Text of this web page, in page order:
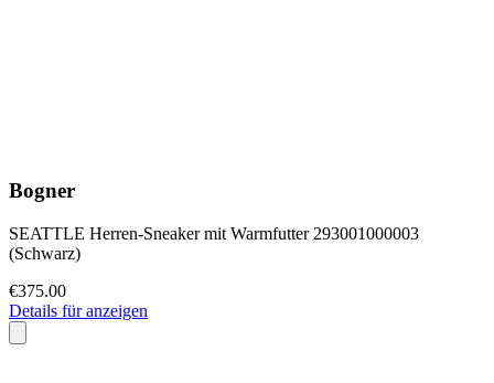
Bogner
SEATTLE Herren-Sneaker mit Warmfutter 293001000003
(Schwarz)
€375.00
Details für anzeigen